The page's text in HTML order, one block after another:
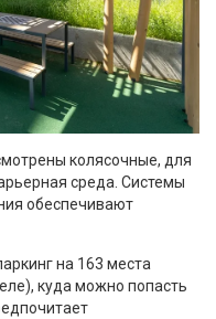
колясочные, для
среда. Системы
обеспечивают
на 163 места
куда можно попасть